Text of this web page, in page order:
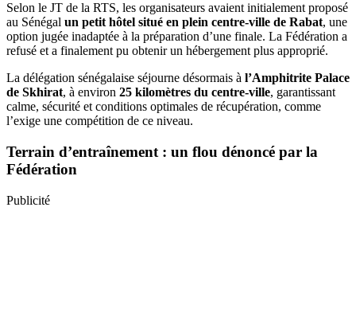
Selon le JT de la RTS, les organisateurs avaient initialement proposé
au Sénégal un petit hôtel situé en plein centre-ville de Rabat, une
option jugée inadaptée à la préparation d’une finale. La Fédération a
refusé et a finalement pu obtenir un hébergement plus approprié.
La délégation sénégalaise séjourne désormais à l’Amphitrite Palace
de Skhirat, à environ 25 kilomètres du centre-ville, garantissant
calme, sécurité et conditions optimales de récupération, comme
l’exige une compétition de ce niveau.
Terrain d’entraînement : un flou dénoncé par la
Fédération
Publicité